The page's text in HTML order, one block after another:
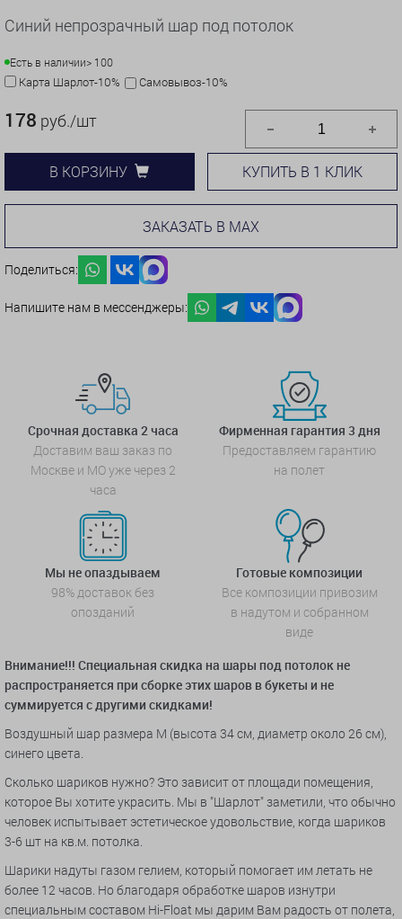
Синий непрозрачный шар под потолок
Есть в наличии> 100
Карта Шарлот-10% Самовывоз-10%
178 руб./шт
В КОРЗИНУ КУПИТЬ В 1 КЛИК
ЗАКАЗАТЬ В MAX
Поделиться:
Напишите нам в мессенджеры:
Срочная доставка 2 часа
Доставим ваш заказ по
Москве и МО уже через 2
часа
Фирменная гарантия 3 дня
Предоставляем гарантию
на полет
Мы не опаздываем
98% доставок без
опозданий
Готовые композиции
Все композиции привозим
в надутом и собранном
виде
Внимание!!! Специальная скидка на шары под потолок не
распространяется при сборке этих шаров в букеты и не
суммируется с другими скидками!
Воздушный шар размера M (высота 34 см, диаметр около 26 см),
синего цвета.
Сколько шариков нужно? Это зависит от площади помещения,
которое Вы хотите украсить. Мы в "Шарлот" заметили, что обычно
человек испытывает эстетическое удовольствие, когда шариков
3-6 шт на кв.м. потолка.
Шарики надуты газом гелием, который помогает им летать не
более 12 часов. Но благодаря обработке шаров изнутри
специальным составом Hi-Float мы дарим Вам радость от полета,